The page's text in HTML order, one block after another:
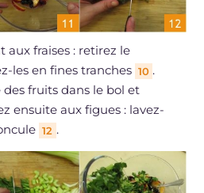
aux fraises : retirez le
les en fines tranches 10 .
fruits dans le bol et
ensuite aux figues : lavez-
12 .